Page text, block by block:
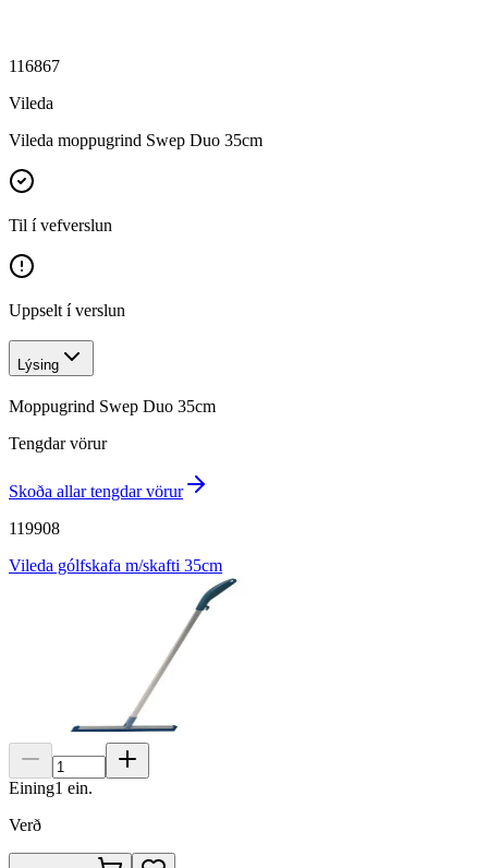
116867
Vileda
Vileda moppugrind Swep Duo 35cm
Til í vefverslun
Uppselt í verslun
Lýsing
Moppugrind Swep Duo 35cm
Tengdar vörur
Skoða allar tengdar vörur
119908
Vileda gólfskafa m/skafti 35cm
Eining1 ein.
Verð